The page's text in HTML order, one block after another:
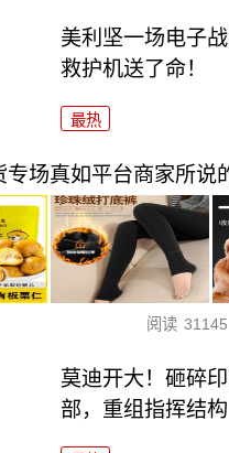
美利坚一场电子
救护机送了命！
最热
场真如平台商家所说
阅读 31145
莫迪开大！砸碎
部，重组指挥结构